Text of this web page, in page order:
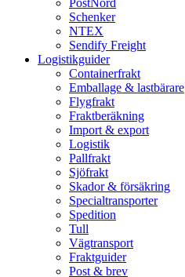
PostNord
Schenker
NTEX
Sendify Freight
Logistikguider
Containerfrakt
Emballage & lastbärare
Flygfrakt
Fraktberäkning
Import & export
Logistik
Pallfrakt
Sjöfrakt
Skador & försäkring
Specialtransporter
Spedition
Tull
Vägtransport
Fraktguider
Post & brev